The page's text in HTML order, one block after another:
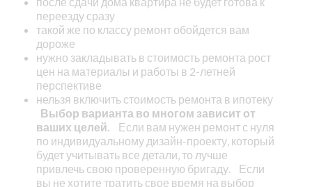
переезду сразу
такой же по классу ремонт обойдется вам
дороже
нужно закладывать в стоимость ремонта рост
цен на материалы и работы в 2-летней
перспективе
нельзя включить стоимость ремонта в ипотеку
Выбор варианта во многом зависит от
ваших целей.
Если вам нужен ремонт с нуля
по индивидуальному дизайн-проекту, который
будет учитывать все детали, то лучше
привлечь свою проверенную бригаду.
Если
вы не хотите тратить свое время на выбор